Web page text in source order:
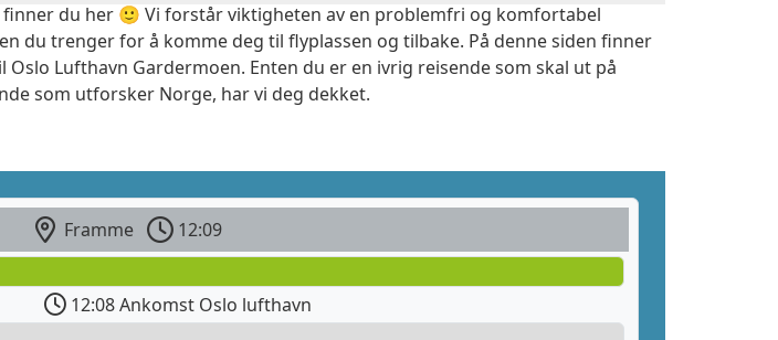
du her 🙂 Vi forstår viktigheten av en problemfri og komfortabel
du trenger for å komme deg til flyplassen og tilbake. På denne siden finner
Lufthavn Gardermoen. Enten du er en ivrig reisende som skal ut på
som utforsker Norge, har vi deg dekket.
Framme
12:09
12:08 Ankomst Oslo lufthavn